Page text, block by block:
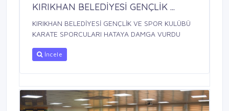
KIRIKHAN BELEDİYESİ GENÇLİK ...
KIRIKHAN BELEDİYESİ GENÇLİK VE SPOR KULÜBÜ
KARATE SPORCULARI HATAYA DAMGA VURDU
İncele